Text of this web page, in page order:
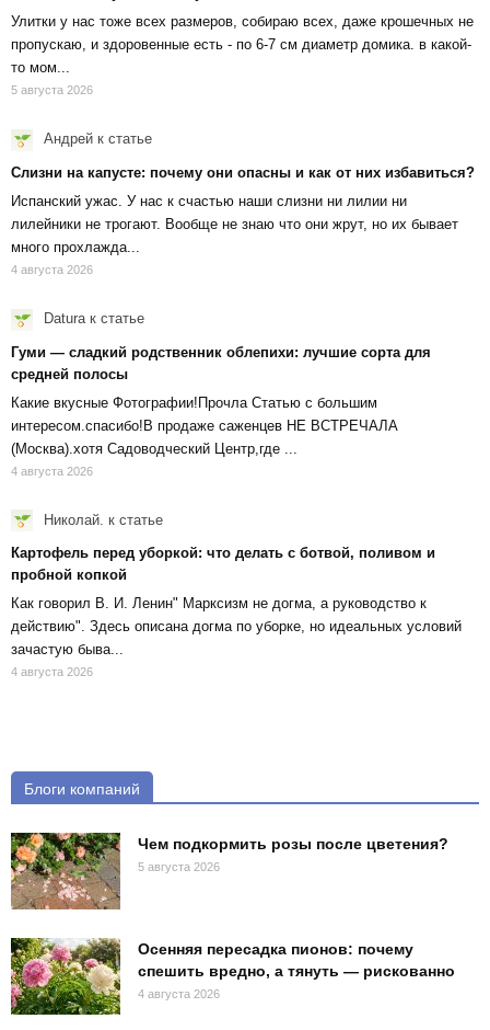
Улитки у нас тоже всех размеров, собираю всех, даже крошечных не
пропускаю, и здоровенные есть - по 6-7 см диаметр домика. в какой-
то мом...
5 августа 2026
Андрей к статье
Слизни на капусте: почему они опасны и как от них избавиться?
Испанский ужас. У нас к счастью наши слизни ни лилии ни
лилейники не трогают. Вообще не знаю что они жрут, но их бывает
много прохлажда...
4 августа 2026
Daturaк статье
Гуми — сладкий родственник облепихи: лучшие сорта для
средней полосы
Какие вкусные Фотографии!Прочла Статью с большим
интересом.спасибо!В продаже саженцев НЕ ВСТРЕЧАЛА
(Москва).хотя Садоводческий Центр,где ...
4 августа 2026
Николай. к статье
Картофель перед уборкой: что делать с ботвой, поливом и
пробной копкой
Как говорил В. И. Ленин" Марксизм не догма, а руководство к
действию". Здесь описана догма по уборке, но идеальных условий
зачастую быва...
4 августа 2026
Блоги компаний
Чем подкормить розы после цветения?
5 августа 2026
Осенняя пересадка пионов: почему
спешить вредно, а тянуть — рискованно
4 августа 2026